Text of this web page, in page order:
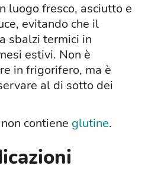
luogo fresco, asciutto e
evitando che il
sbalzi termici in
estivi. Non è
in frigorifero, ma è
al di sotto dei
contiene glutine.